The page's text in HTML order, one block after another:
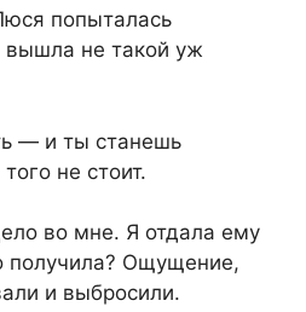
попыталась
вышла не такой уж
— и ты станешь
не стоит.
во мне. Я отдала ему
получила? Ощущение,
и выбросили.